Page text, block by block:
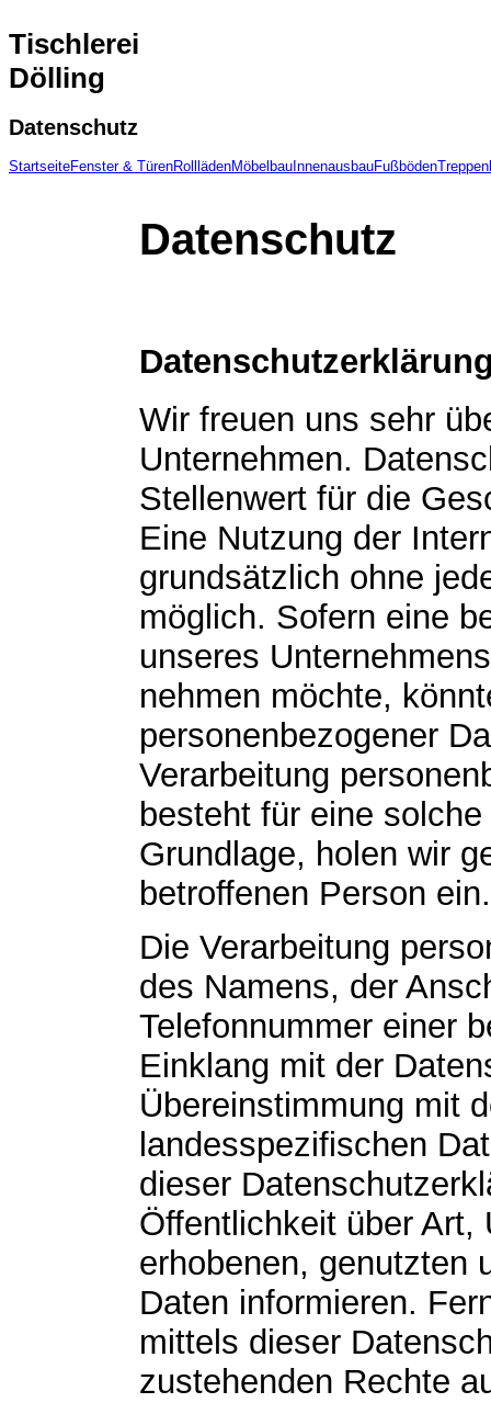
Tischlerei
Dölling
Datenschutz
StartseiteFenster & TürenRolllädenMöbelbau InnenausbauFußböden
Datenschutz
Wir freuen uns sehr
Unternehmen.
Stellenwert für die
Eine Nutzung der
grundsätzlich ohne
möglich. Sofern eine
unseres
nehmen möchte,
personenbezogener
Verarbeitung
besteht für eine
Grundlage, holen wir
betroffenen Person ein.
Die Verarbeitung
des Namens, der
Telefonnummer einer
Einklang mit der
Übereinstimmung mit
landesspezifischen
dieser
Öffentlichkeit über Art,
erhobenen, genutzten
Daten informieren.
mittels dieser
zustehenden Rechte